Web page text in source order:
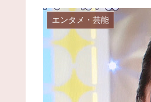
エンタメ・芸能